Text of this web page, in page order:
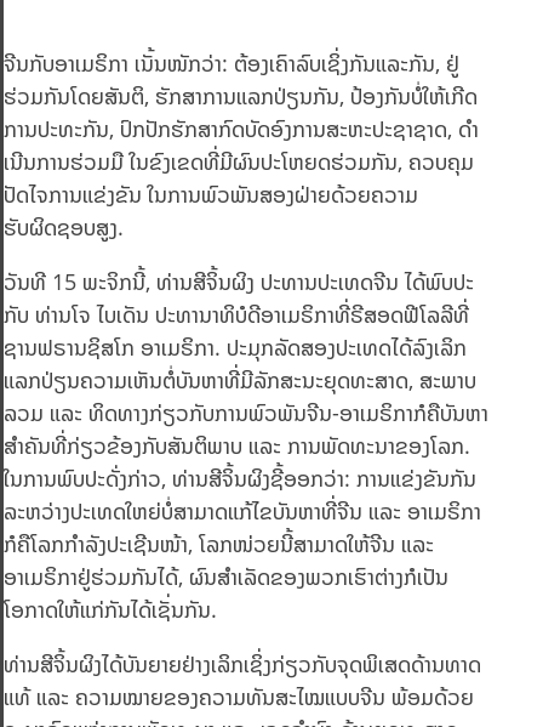
ຈີນກັບອາເມຣິກາ ເນັ້ນໜັກວ່າ: ຕ້ອງເຄົາລົບເຊິ່ງກັນແລະກັນ, ຢູ່
ຮ່ວມກັນໂດຍສັນຕິ, ຮັກສາການແລກປ່ຽນກັນ, ປ້ອງກັນບໍ່ໃຫ້ເກີດ
ການປະທະກັນ, ປົກປັກຮັກສາກົດບັດອົງການສະຫະປະຊາຊາດ, ດໍາ
ເນີນການຮ່ວມມື ໃນຂົງເຂດທີ່ມີຜົນປະໂຫຍດຮ່ວມກັນ, ຄວບຄຸມ
ປັດໄຈການແຂ່ງຂັນ ໃນການພົວພັນສອງຝ່າຍດ້ວຍຄວາມ
ຮັບຜິດຊອບສູງ.
ວັນທີ 15 ພະຈິກນີ້, ທ່ານສີຈິ້ນຜິງ ປະທານປະເທດຈີນ ໄດ້ພົບປະ
ກັບ ທ່ານໂຈ ໄບເດັນ ປະທານາທິບໍດີອາເມຣິກາທີ່ຣີສອດຟີໂລລີທີ່
ຊານຟຣານຊິສໂກ ອາເມຣິກາ. ປະມຸກລັດສອງປະເທດໄດ້ລົງເລິກ
ແລກປ່ຽນຄວາມເຫັນຕໍ່ບັນຫາທີ່ມີລັກສະນະຍຸດທະສາດ, ສະພາບ
ລວມ ແລະ ທິດທາງກ່ຽວກັບການພົວພັນຈີນ-ອາເມຣິກາກໍຄືບັນຫາ
ສຳຄັນທີ່ກ່ຽວຂ້ອງກັບສັນຕິພາບ ແລະ ການພັດທະນາຂອງໂລກ.
ໃນການພົບປະດັ່ງກ່າວ, ທ່ານສີຈິ້ນຜິງຊີ້ອອກວ່າ: ການແຂ່ງຂັນກັນ
ລະຫວ່າງປະເທດໃຫຍ່ບໍ່ສາມາດແກ້ໄຂບັນຫາທີ່ຈີນ ແລະ ອາເມຣິກາ
ກໍຄືໂລກກຳລັງປະເຊີນໜ້າ, ໂລກໜ່ວຍນີ້ສາມາດໃຫ້ຈີນ ແລະ
ອາເມຣິກາຢູ່ຮ່ວມກັນໄດ້, ຜົນສຳເລັດຂອງພວກເຮົາຕ່າງກໍເປັນ
ໂອກາດໃຫ້ແກ່ກັນໄດ້ເຊັ່ນກັນ.
ທ່ານສີຈິ້ນຜິງໄດ້ບັນຍາຍຢ່າງເລິກເຊິ່ງກ່ຽວກັບຈຸດພິເສດດ້ານທາດ
ແທ້ ແລະ ຄວາມໝາຍຂອງຄວາມທັນສະໄໝແບບຈີນ ພ້ອມດ້ວຍ